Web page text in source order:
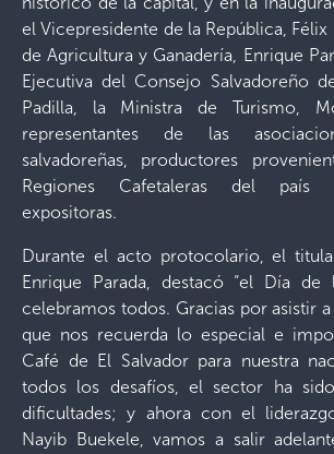
el Vicepresidente de la República,
de Agricultura y Ganadería, Enrique
Ejecutiva del Consejo Salvadoreño
Padilla, la Ministra de Turismo,
representantes de las
salvadoreñas, productores
Regiones Cafetaleras del país
expositoras.
Durante el acto protocolario, el
Enrique Parada, destacó “el Día
celebramos todos. Gracias por asistir
que nos recuerda lo especial e
Café de El Salvador para nuestra
todos los desafíos, el sector ha
dificultades; y ahora con el
Nayib Buekele, vamos a salir